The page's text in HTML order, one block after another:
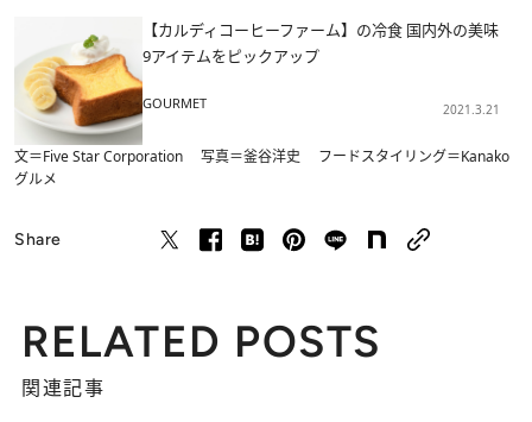
【カルディコーヒーファーム】の冷食 国内外の美味
9アイテムをピックアップ
GOURMET 2021.3.21
文＝Five Star Corporation 写真＝釜谷洋史 フードスタイリング＝Kanako
グルメ
Share
RELATED POSTS
関連記事